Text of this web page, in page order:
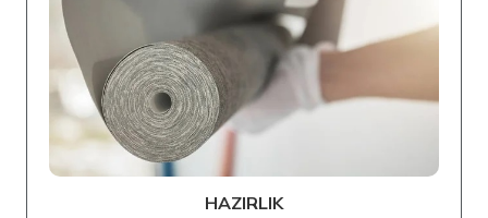
HAZIRLIK